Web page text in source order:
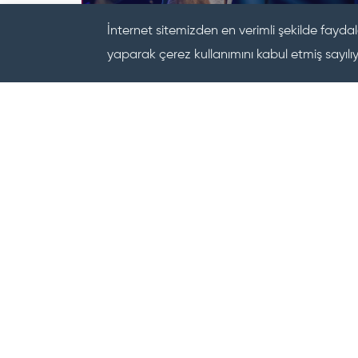
İnternet sitemizden en verimli şekilde
yaparak çerez kullanımını kabul etmiş
Koray Avcı @ JJ Mersin